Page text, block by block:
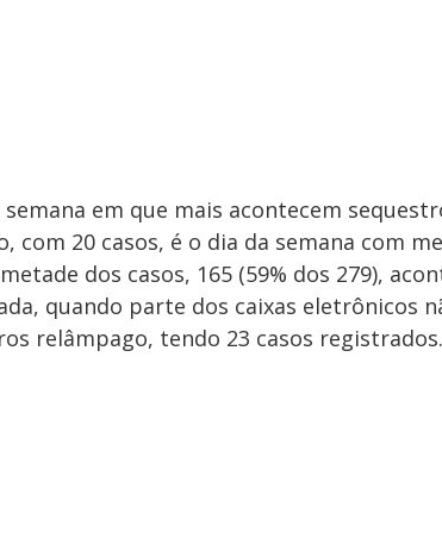
semana em que mais acontecem
com 20 casos, é o dia da semana com
dos casos, 165 (59% dos 279),
quando parte dos caixas eletrônicos
relâmpago, tendo 23 casos registrados.